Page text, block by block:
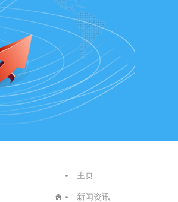
主页
新闻资讯